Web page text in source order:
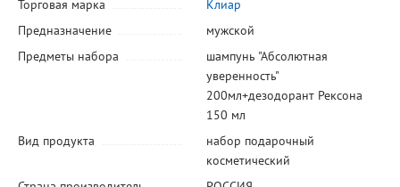
Торговая марка
Клиар
Предназначение
мужской
Предметы набора
шампунь "Абсолютная
уверенность"
200мл+дезодорант Рексона
150 мл
Вид продукта
набор подарочный
косметический